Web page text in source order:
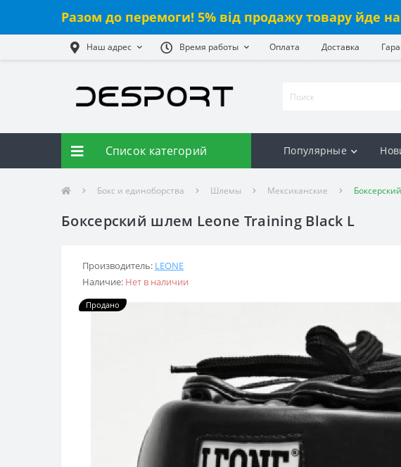
Разом до перемоги! 5% від продажу товару йде
Наш адрес Время работы Оплата Доставка
Список категорий Популярные
Бокс и единоборства Шлемы Мексиканские
Боксерский шлем Leone Training Black L
Производитель: LEONE
Наличие: Нет в наличии
Продано